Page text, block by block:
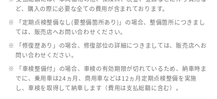
ど、購入の際に必要な全ての費用が含まれております。
※ 「定期点検整備なし(要整備箇所あり)」の場合、整備箇所につきまし
ては、販売店へお問い合わせください。
※ 「修復歴あり」の場合、修復部位の詳細につきましては、販売店へお
問い合わせください。
※ 「車検整備付」の場合、車検の有効期限が切れているため、納車時ま
でに、乗用車は24ヵ月、商用車などは12ヵ月定期点検整備を実施
し、車検を取得して納車します（費用は支払総額に含む）。